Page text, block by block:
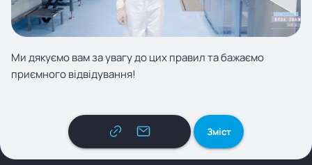
Ми дякуємо вам за увагу до цих правил та бажаємо
приємного відвідування!
Зміст